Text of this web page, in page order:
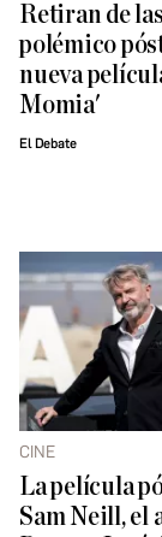
Retiran de
polémico
nueva
Momia'
El Debate
CINE
La película
Sam Neill, el